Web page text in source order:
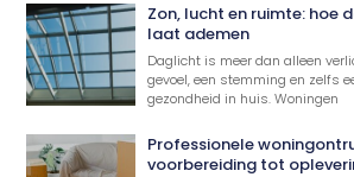
Zon, lucht en ruimte: hoe
laat ademen
Daglicht is meer dan alleen
gevoel, een stemming en zelfs
gezondheid in huis. Woningen
Professionele
voorbereiding tot